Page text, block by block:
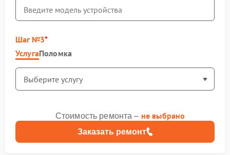
Шаг №3
УслугаПоломка
Заказать ремонт
Стоимость ремонта – не выбрано